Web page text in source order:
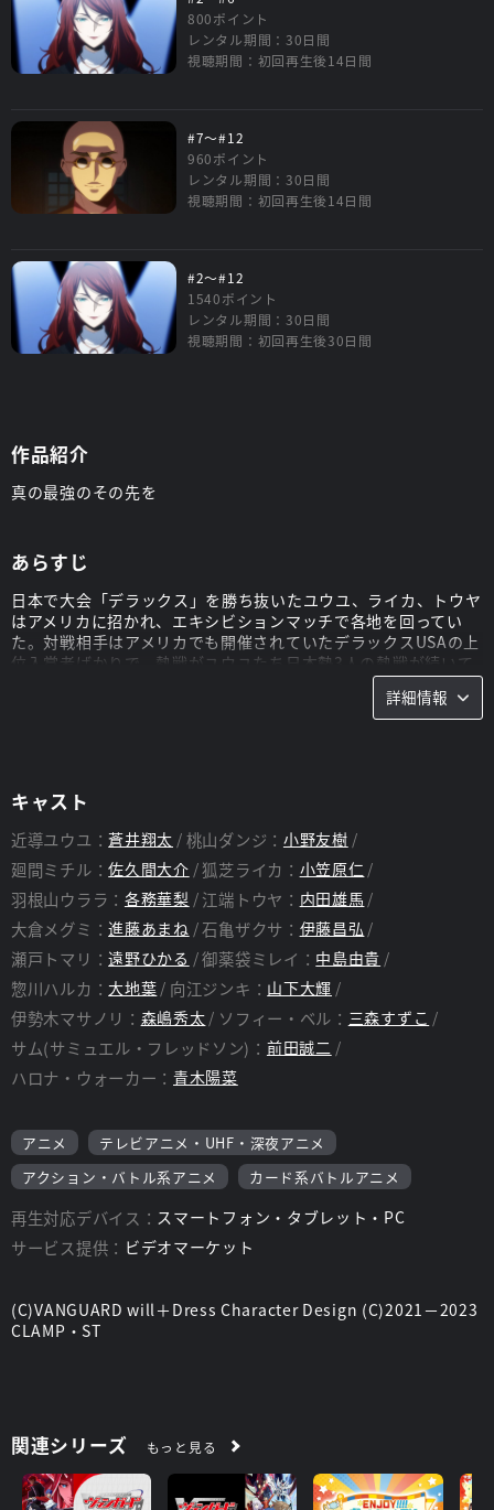
800ポイント
レンタル期間：30日間
視聴期間：初回再生後14日間
#7～#12
960ポイント
レンタル期間：30日間
視聴期間：初回再生後14日間
#2～#12
1540ポイント
レンタル期間：30日間
視聴期間：初回再生後30日間
作品紹介
真の最強のその先を
あらすじ
日本で大会「デラックス」を勝ち抜いたユウユ、ライカ、トウヤ
はアメリカに招かれ、エキシビションマッチで各地を回ってい
た。対戦相手はアメリカでも開催されていたデラックスUSAの上
位入賞者ばかりで、熱戦がユウユたち日本勢3人の熱戦が続いて
一足先に渡米していたダンジは、ミチルの依頼を受けてデラック
ス大会の裏を探るうちに、相次ぐファイター失踪事件との関連を
スタッフ
監督： 鈴木龍太郎
詳細情報
キャスト
近導ユウユ：蒼井翔太 桃山ダンジ： 小野友樹
廻間ミチル：佐久間大介 狐芝ライカ： 小笠原仁
羽根山ウララ： 各務華梨 江端トウヤ： 内田雄馬
大倉メグミ：進藤あまね 石亀ザクサ： 伊藤昌弘
瀬戸トマリ：遠野ひかる 御薬袋ミレイ： 中島由貴
惣川ハルカ：大地葉 向江ジンキ： 山下大輝
伊勢木マサノリ： 森嶋秀太 ソフィー・ベル： 三森すずこ
サム(サミュエル・フレッドソン)： 前田誠二
ハロナ・ウォーカー： 青木陽菜
アニメ
テレビアニメ・UHF・深夜アニメ
アクション・バトル系アニメ
カード系バトルアニメ
再生対応デバイス： スマートフォン・タブレット・PC
サービス提供： ビデオマーケット
(C)VANGUARD will＋Dress Character Design (C)2021－2023
CLAMP・ST
関連シリーズ もっと見る